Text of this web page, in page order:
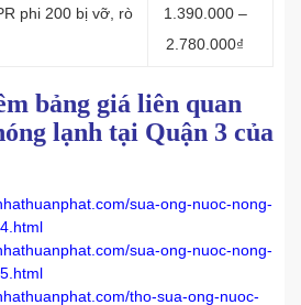
phi 200 bị vỡ, rò
1.390.000 –
2.780.000₫
bảng giá liên quan
lạnh tại Quận 3 của
sua-ong-nuoc-nong-
sua-ong-nuoc-nong-
tho-sua-ong-nuoc-